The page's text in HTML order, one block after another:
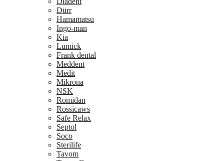
Dürr
Hamamatsu
Ingo-man
Kia
Lumick
Frank dental
Meddent
Medit
Mikrona
NSK
Romidan
Rossicaws
Safe Relax
Septol
Soco
Sterilife
Tavom